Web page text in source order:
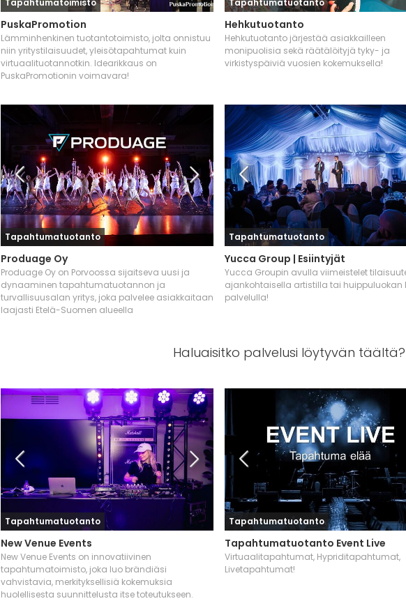
PuskaPromotion
Lämminhenkinen tuotantotoimisto, jolta onnistuu
niin yritystilaisuudet, yleisötapahtumat kuin
virtuaalituotannotkin. Idearikkaus on
PuskaPromotionin voimavara!
Hehkutuotanto
Hehkutuotanto järjestää asiakkailleen
monipuolisia sekä räätälöityjä tyky- ja
virkistyspäiviä vuosien kokemuksella!
Tapahtumatuotanto
Produage Oy
Produage Oy on Porvoossa sijaitseva uusi ja
dynaaminen tapahtumatuotannon ja
turvallisuusalan yritys, joka palvelee asiakkaitaan
laajasti Etelä-Suomen alueella
Tapahtumatuotanto
Yucca Group | Esiintyjät
Yucca Groupin avulla viimeistelet
ajankohtaisella artistilla tai huippuluokan
palvelulla!
Haluaisitko palvelusi löytyvän täältä?
Tapahtumatuotanto
New Venue Events
New Venue Events on innovatiivinen
tapahtumatoimisto, joka luo brändiäsi
vahvistavia, merkityksellisiä kokemuksia
huolellisesta suunnittelusta itse toteutukseen.
Tapahtumatuotanto
Tapahtumatuotanto Event Live
Virtuaalitapahtumat, Hypriditapahtumat,
Livetapahtumat!